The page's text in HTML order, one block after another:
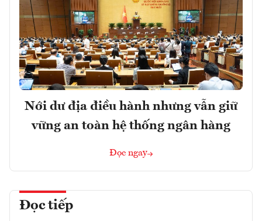
Nới dư địa điều hành nhưng vẫn giữ
vững an toàn hệ thống ngân hàng
Đọc ngay
Đọc tiếp